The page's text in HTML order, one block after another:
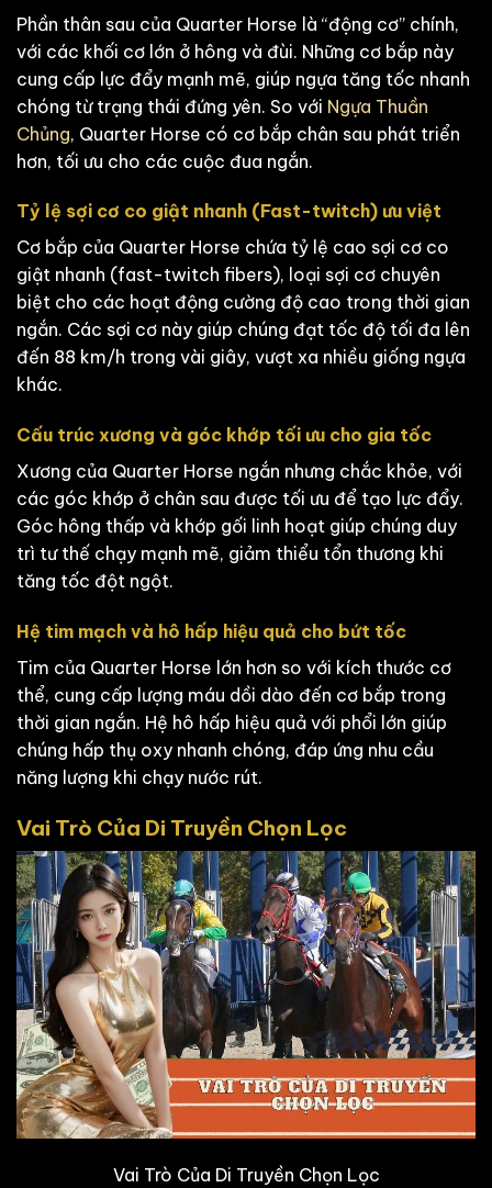
Phần thân sau của Quarter Horse là “động cơ” chính,
với các khối cơ lớn ở hông và đùi. Những cơ bắp này
cung cấp lực đẩy mạnh mẽ, giúp ngựa tăng tốc nhanh
chóng từ trạng thái đứng yên. So với Ngựa Thuần
Chủng, Quarter Horse có cơ bắp chân sau phát triển
hơn, tối ưu cho các cuộc đua ngắn.
Tỷ lệ sợi cơ co giật nhanh (Fast-twitch) ưu việt
Cơ bắp của Quarter Horse chứa tỷ lệ cao sợi cơ co
giật nhanh (fast-twitch fibers), loại sợi cơ chuyên
biệt cho các hoạt động cường độ cao trong thời gian
ngắn. Các sợi cơ này giúp chúng đạt tốc độ tối đa lên
đến 88 km/h trong vài giây, vượt xa nhiều giống ngựa
khác.
Cấu trúc xương và góc khớp tối ưu cho gia tốc
Xương của Quarter Horse ngắn nhưng chắc khỏe, với
các góc khớp ở chân sau được tối ưu để tạo lực đẩy.
Góc hông thấp và khớp gối linh hoạt giúp chúng duy
trì tư thế chạy mạnh mẽ, giảm thiểu tổn thương khi
tăng tốc đột ngột.
Hệ tim mạch và hô hấp hiệu quả cho bứt tốc
Tim của Quarter Horse lớn hơn so với kích thước cơ
thể, cung cấp lượng máu dồi dào đến cơ bắp trong
thời gian ngắn. Hệ hô hấp hiệu quả với phổi lớn giúp
chúng hấp thụ oxy nhanh chóng, đáp ứng nhu cầu
năng lượng khi chạy nước rút.
Vai Trò Của Di Truyền Chọn Lọc
Vai Trò Của Di Truyền Chọn Lọc